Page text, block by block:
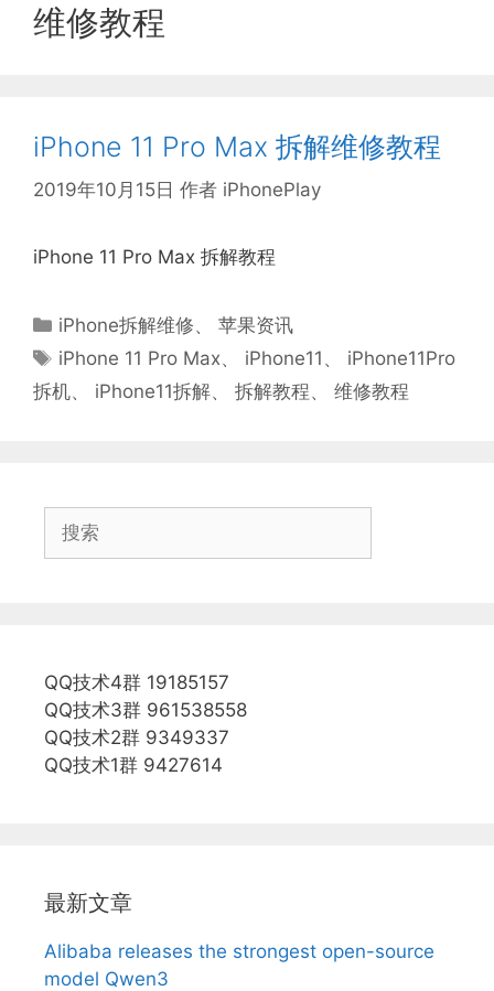
维修教程
iPhone 11 Pro Max 拆解维修教程
2019年10月15日 作者 iPhonePlay
iPhone 11 Pro Max 拆解教程
分
类
iPhone拆解维修、苹果资讯
标
签
iPhone 11 Pro Max、 iPhone11 、 iPhone11Pro
拆机、 iPhone11拆解、 拆解教程、 维修教程
QQ技术4群 19185157
QQ技术3群 961538558
QQ技术2群 9349337
QQ技术1群 9427614
最新文章
Alibaba releases the strongest open-source
model Qwen3